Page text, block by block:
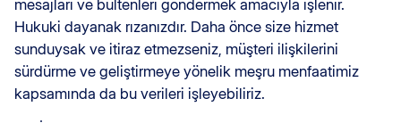
mesajları ve bültenleri göndermek amacıyla işlenir.
Hukuki dayanak rızanızdır. Daha önce size hizmet
sunduysak ve itiraz etmezseniz, müşteri ilişkilerini
sürdürme ve geliştirmeye yönelik meşru menfaatimiz
kapsamında da bu verileri işleyebiliriz.